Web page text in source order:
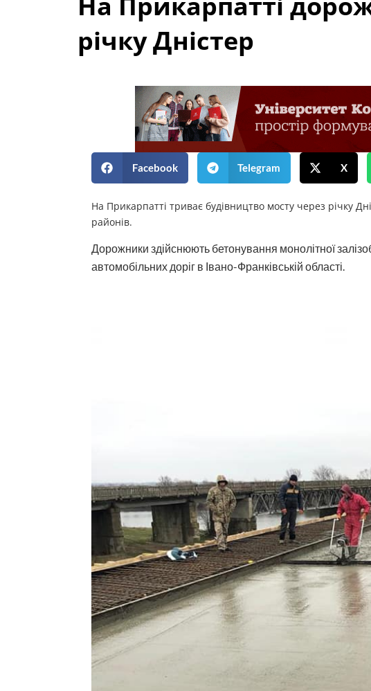
річку Дністер
Facebook Telegram X
На Прикарпатті триває будівництво мосту через річку
районів.
Дорожники здійснюють бетонування монолітної
автомобільних доріг в Івано-Франківській області.